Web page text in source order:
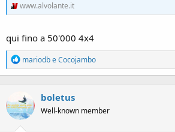
www.alvolante.it
qui fino a 50'000 4x4
R
e
a
t
i
o
n
mariodbeCocojambo
boletus
Well-known member